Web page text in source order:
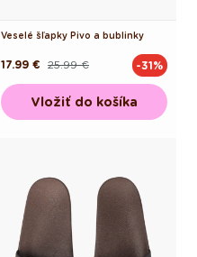
Veselé šľapky Pivo a bublinky
Pôvodná25.99 €
Akciová
17.99 € -31%
Vložiť do košíka